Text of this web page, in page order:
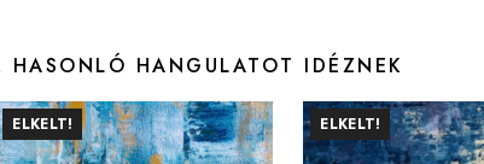
HANGULATOT IDÉZNEK
ELKELT! ELKELT!